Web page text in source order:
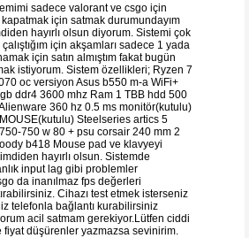
sadece valorant ve csgo için
için satmak durumundayım
hayırlı olsun diyorum. Sistemi çok
için akşamları sadece 1 yada
için satın almıştım fakat bugün
istiyorum. Sistem özellikleri; Ryzen 7
oc versiyon Asus b550 m-a WiFi+
ddr4 3600 mhz Ram 1 TBB hdd 500
360 hz 0.5 ms monitör(kutulu)
Steelseries artics 5
750 w 80 + psu corsair 240 mm 2
b418 Mouse pad ve klavyeyi
hayırlı olsun. Sistemde
input lag gibi problemler
da inanılmaz fps değerleri
Cihazı test etmek isterseniz
telefonla bağlantı kurabilirsiniz
acil satmam gerekiyor.Lütfen ciddi
fiyat düşürenler yazmazsa sevinirim.